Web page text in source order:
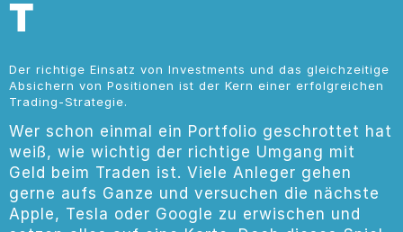
T
Der richtige Einsatz von Investments und das gleichzeitige
Absichern von Positionen ist der Kern einer erfolgreichen
Trading-Strategie.
Wer schon einmal ein Portfolio geschrottet hat
weiß, wie wichtig der richtige Umgang mit
Geld beim Traden ist. Viele Anleger gehen
gerne aufs Ganze und versuchen die nächste
Apple, Tesla oder Google zu erwischen und